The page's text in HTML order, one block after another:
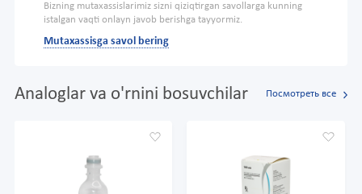
Bizning mutaxassislarimiz sizni qiziqtirgan savollarga kunning
istalgan vaqti onlayn javob berishga tayyormiz.
Mutaxassisga savol bering
Analoglar va o'rnini bosuvchilar Посмотреть все